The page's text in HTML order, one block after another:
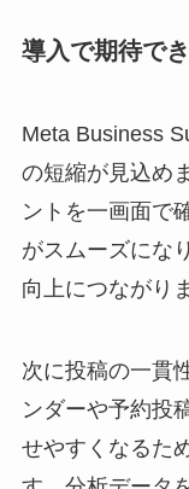
導入で期待で
Meta Business
の短縮が見込め
ントを一画面で
がスムーズにな
向上につながり
次に投稿の一貫
ンダーや予約投
せやすくなるた